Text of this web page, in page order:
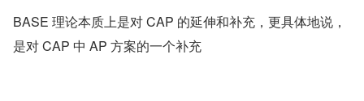
BASE 理论本质上是对 CAP 的延伸和补充，更具体地说，
是对 CAP 中 AP 方案的一个补充